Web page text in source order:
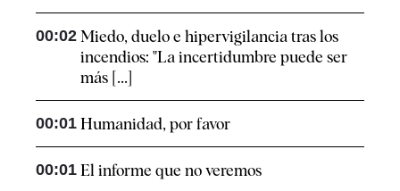
00:02 Miedo, duelo e hipervigilancia tras los
incendios: "La incertidumbre puede ser
más [...]
00:01 Humanidad, por favor
00:01 El informe que no veremos